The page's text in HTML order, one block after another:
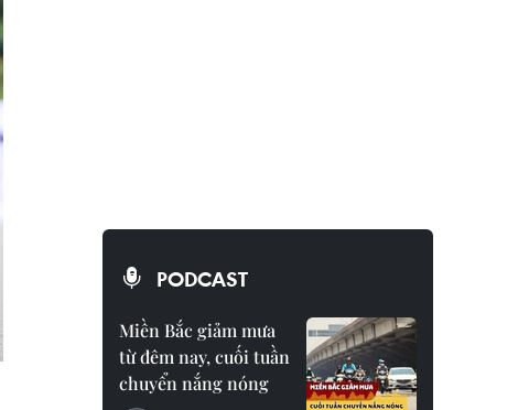
PODCAST
Miền Bắc giảm mưa
từ đêm nay, cuối tuần
chuyển nắng nóng